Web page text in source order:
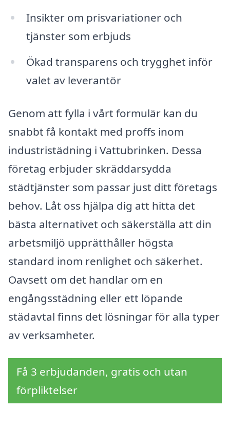
Insikter om prisvariationer och
tjänster som erbjuds
Ökad transparens och trygghet inför
valet av leverantör
Genom att fylla i vårt formulär kan du
snabbt få kontakt med proffs inom
industristädning i Vattubrinken. Dessa
företag erbjuder skräddarsydda
städtjänster som passar just ditt företags
behov. Låt oss hjälpa dig att hitta det
bästa alternativet och säkerställa att din
arbetsmiljö upprätthåller högsta
standard inom renlighet och säkerhet.
Oavsett om det handlar om en
engångsstädning eller ett löpande
städavtal finns det lösningar för alla typer
av verksamheter.
Få 3 erbjudanden, gratis och utan
förpliktelser